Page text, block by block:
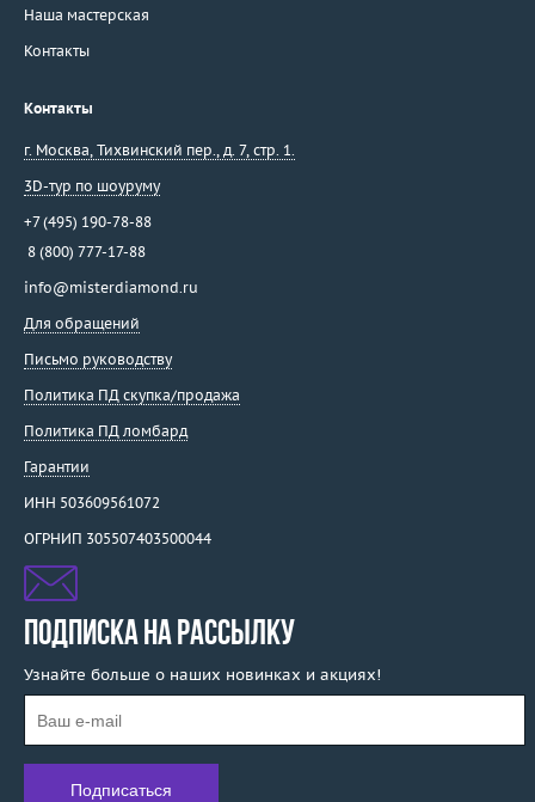
Наша мастерская
Контакты
Контакты
г. Москва, Тихвинский пер., д. 7, стр. 1.
3D-тур по шоуруму
+7 (495) 190-78-88
8 (800) 777-17-88
info@misterdiamond.ru
Для обращений
Письмо руководству
Политика ПД скупка/продажа
Политика ПД ломбард
Гарантии
ИНН 503609561072
ОГРНИП 305507403500044
ПОДПИСКА НА РАССЫЛКУ
Узнайте больше о наших новинках и акциях!